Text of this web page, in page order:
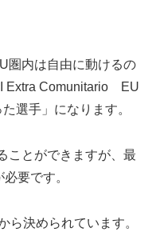
圏内は自由に動けるの
Extra Comunitario EU
選手」になります。
ことができますが、最
要です。
ら決められています。